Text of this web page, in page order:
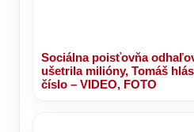
Sociálna poisťovňa
ušetrila milióny, Tomáš
číslo – VIDEO, FOTO